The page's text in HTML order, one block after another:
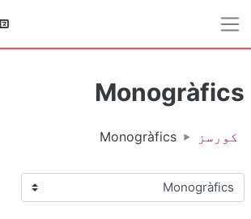
کورسز Monogràfics
کی اقسام